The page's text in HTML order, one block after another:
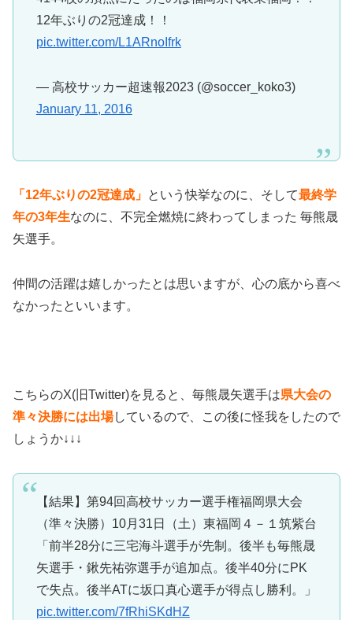
12年ぶりの2冠達成！！
pic.twitter.com/L1ARnoIfrk
— 高校サッカー超速報2023 (@soccer_koko3)
January 11, 2016
「12年ぶりの2冠達成」 という快挙なのに、そして最終学
年の3年生なのに、不完全燃焼に終わってしまった 毎熊晟
矢選手。
仲間の活躍は嬉しかったとは思いますが、心の底から喜べ
なかったといいます。
こちらのX(旧Twitter)を見ると、毎熊晟矢選手は県大会の
準々決勝には出場しているので、この後に怪我をしたので
しょうか↓↓↓
【結果】第94回高校サッカー選手権福岡県大会
（準々決勝）10月31日（土）東福岡４－１筑紫台
「前半28分に三宅海斗選手が先制。後半も毎熊晟
矢選手・鍬先祐弥選手が追加点。後半40分にPK
で失点。後半ATに坂口真心選手が得点し勝利。」
pic.twitter.com/7fRhiSKdHZ